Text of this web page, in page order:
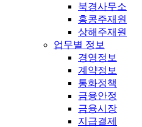
북경사무소
홍콩주재원
상해주재원
업무별 정보
경영정보
계약정보
통화정책
금융안정
금융시장
지급결제